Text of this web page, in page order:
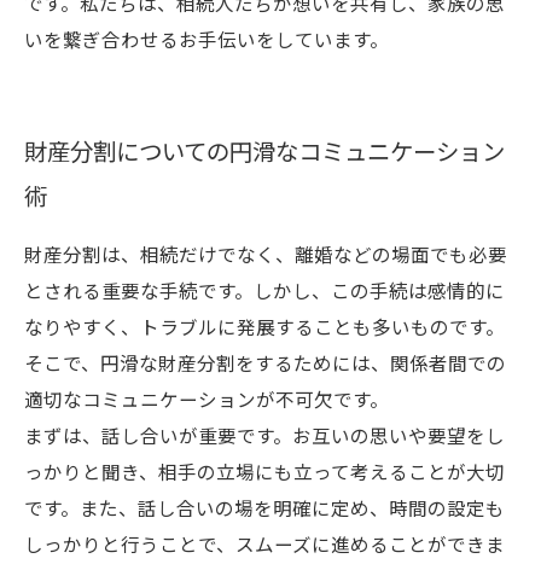
です。私たちは、相続人たちが想いを共有し、家族の思
いを繋ぎ合わせるお手伝いをしています。
財産分割についての円滑なコミュニケーション
術
財産分割は、相続だけでなく、離婚などの場面でも必要
とされる重要な手続です。しかし、この手続は感情的に
なりやすく、トラブルに発展することも多いものです。
そこで、円滑な財産分割をするためには、関係者間での
適切なコミュニケーションが不可欠です。
まずは、話し合いが重要です。お互いの思いや要望をし
っかりと聞き、相手の立場にも立って考えることが大切
です。また、話し合いの場を明確に定め、時間の設定も
しっかりと行うことで、スムーズに進めることができま